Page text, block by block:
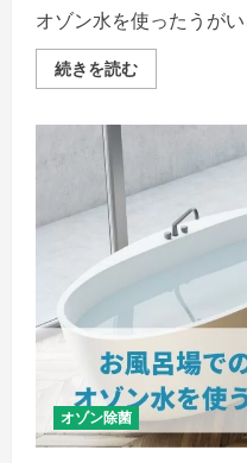
特
徴
の
詳
細
ご
さ
オゾン水を使ったうが
続きを読むオ
ゾ
の
は
NG？
う
が
得
れ
る
メ
リ
ッ
ト
に
つ
オゾン除菌